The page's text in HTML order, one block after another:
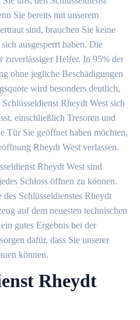
Sie bereits mit unserem
sind, brauchen Sie keine
ausgesperrt haben. Die
Helfer. In 95% der
ohne jegliche Beschädigungen
wird besonders deutlich,
Rheydt West sich
einschließlich Tresoren und
Tür Sie geöffnet haben möchten,
Rheydt West verlassen.
Rheydt West sind
Schloss öffnen zu können.
Schlüsseldienstes Rheydt
auf dem neuesten technischen
gutes Ergebnis bei der
dafür, dass Sie unserer
können.
Rheydt